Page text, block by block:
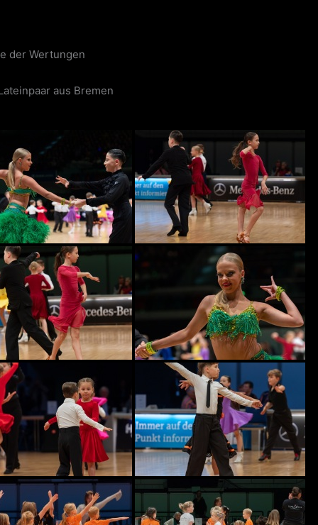
der Wertungen
aus Bremen